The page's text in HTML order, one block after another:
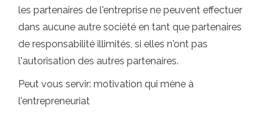
les partenaires de l'entreprise ne peuvent effectuer
dans aucune autre société en tant que partenaires
de responsabilité illimités, si elles n'ont pas
l'autorisation des autres partenaires.
Peut vous servir: motivation qui mène à
l'entrepreneuriat